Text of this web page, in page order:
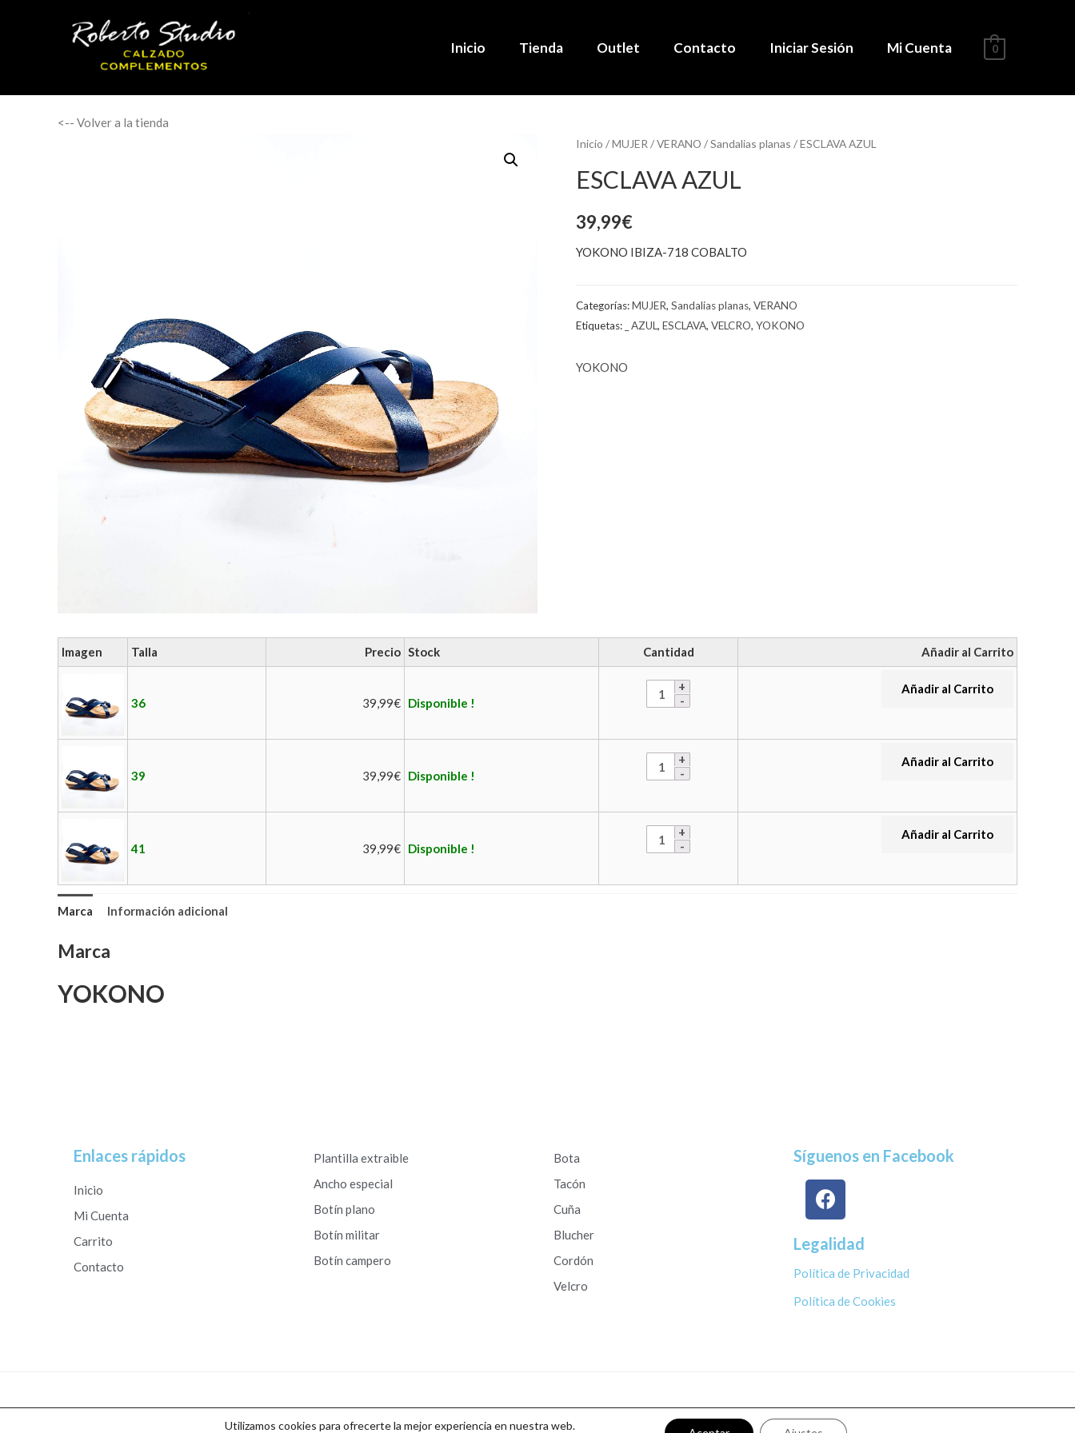
Inicio Tienda Outlet Contacto Iniciar Sesión Mi Cuenta 0
<-- Volver a la tienda
Inicio /MUJER /VERANO /Sandalias planas / ESCLAVA AZUL
ESCLAVA AZUL
39,99€
YOKONO IBIZA-718 COBALTO
Categorías:MUJER, Sandalias planas, VERANO
Etiquetas:
_ AZUL, ESCLAVA, VELCRO, YOKONO
YOKONO
Imagen Talla Precio Stock Cantidad Añadir al Carrito
36 39,99€ Disponible !
Añadir al Carrito
39 39,99€ Disponible !
Añadir al Carrito
41 39,99€ Disponible !
Añadir al Carrito
Marca Información adicional
Marca
YOKONO
Enlaces rápidos
Inicio
Mi Cuenta
Carrito
Contacto
Plantilla extraible
Ancho especial
Botín plano
Botín militar
Botín campero
Bota
Tacón
Cuña
Blucher
Cordón
Velcro
Síguenos en Facebook
Legalidad
Política de Privacidad
Política de Cookies
Utilizamos cookies para ofrecerte la mejor experiencia en nuestra web.